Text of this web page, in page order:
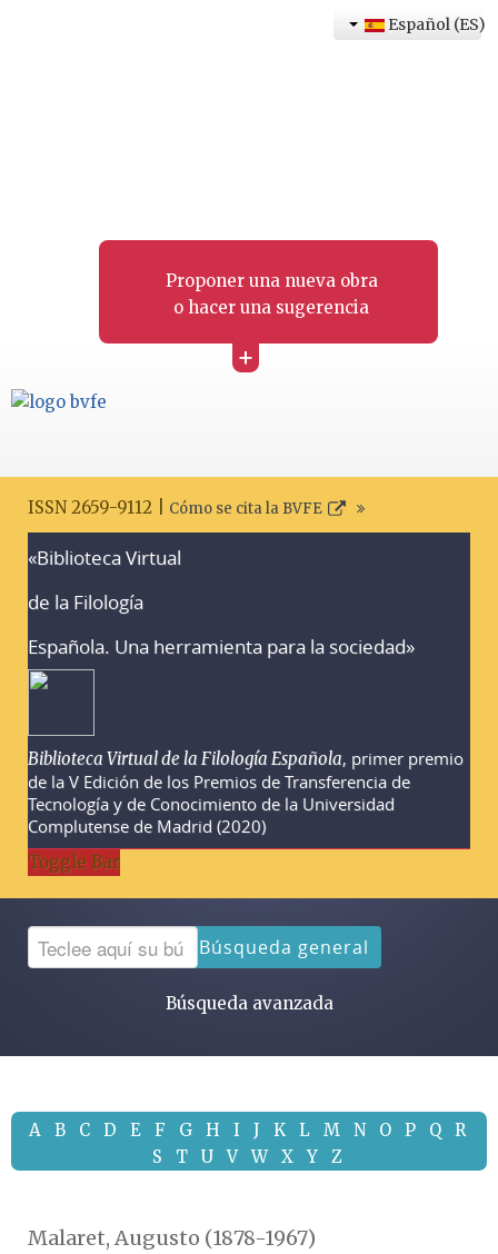
Proponer una nueva obra
o hacer una sugerencia
+
Español (ES)
ISSN 2659-9112 | Cómo se cita la BVFE
«Biblioteca Virtual
de la Filología
Española. Una herramienta para la sociedad»
Biblioteca Virtual de la Filología Española, primer premio
de la V Edición de los Premios de Transferencia de
Tecnología y de Conocimiento de la Universidad
Complutense de Madrid (2020)
Toggle Bar
Búsqueda general
Búsqueda avanzada
A B C D E F G H I J K L M N O P Q
R
S
T U V W X Y Z
Malaret, Augusto (1878-1967)